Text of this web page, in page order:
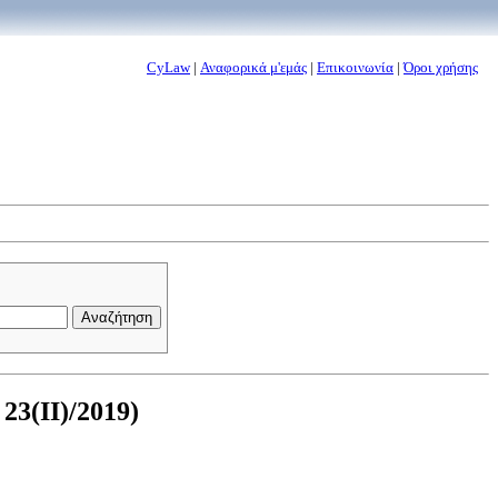
CyLaw| Αναφορικά μ'εμάς | Επικοινωνία |Όροι χρήσης
23(II)/2019)